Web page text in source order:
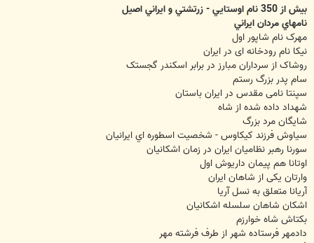
بيش از 350 نام اوستايي - زرتشتي و ايراني اصيل
نامهاي مردان ايراني
مهرک نام شاپور اول
نیکا نام رودخانه ای در ایران
روشاک از سرداران مبارز در برابر اسکندر گجستک
سام پدر بزرگ رستم
سپنتا نامی مقدس در ایران باستان
شهداد داده شده از شاه
شایگان مرد بزرگ
سیاوش فرزند کيکاوس - شخصيت اسطوره اي ايرانيان
سورنا رهبر نظامیان ایران در زمان اشکانیان
اوتانا هم پیمان داریوش اول
وارتان یکی از شاهان ایران
آریانا متعلق به نسل آریا
اشکان شاهان سلسله اشکانیان
بکتاش شاه خوارزم
دادمهر فرستاده شهر از طرف فرشته مهر